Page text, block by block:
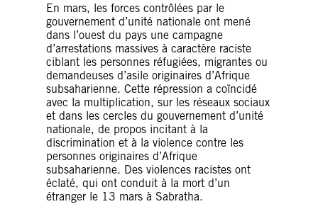
En mars, les forces contrôlées par le
gouvernement d’unité nationale ont mené
dans l’ouest du pays une campagne
d’arrestations massives à caractère raciste
ciblant les personnes réfugiées, migrantes ou
demandeuses d’asile originaires d’Afrique
subsaharienne. Cette répression a coïncidé
avec la multiplication, sur les réseaux sociaux
et dans les cercles du gouvernement d’unité
nationale, de propos incitant à la
discrimination et à la violence contre les
personnes originaires d’Afrique
subsaharienne. Des violences racistes ont
éclaté, qui ont conduit à la mort d’un
étranger le 13 mars à Sabratha.